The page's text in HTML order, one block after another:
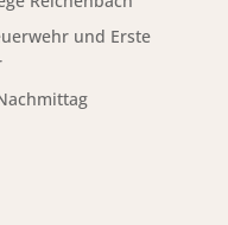
und Erste